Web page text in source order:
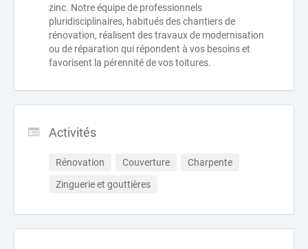
zinc. Notre équipe de professionnels
pluridisciplinaires, habitués des chantiers de
rénovation, réalisent des travaux de modernisation
ou de réparation qui répondent à vos besoins et
favorisent la pérennité de vos toitures.
Activités
Rénovation Couverture
Charpente
Zinguerie et gouttières